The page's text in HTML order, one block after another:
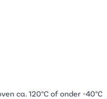
ca. 120°C of onder -40°C